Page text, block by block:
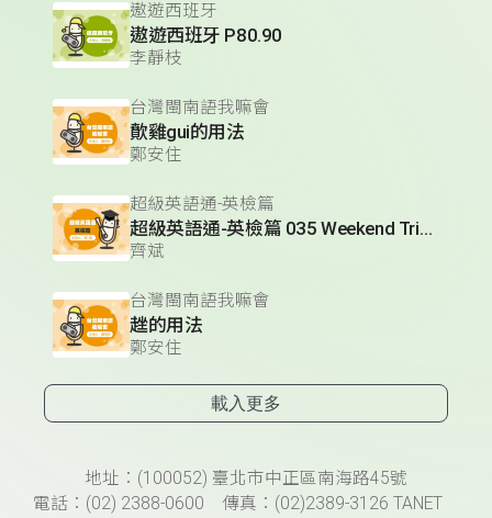
遨遊西班牙
遨遊西班牙 P80.90
李靜枝
台灣閩南語我嘛會
歕雞gui的用法
鄭安住
超級英語通-英檢篇
超級英語通-英檢篇 035 Weekend Trip- 週末旅遊
齊斌
台灣閩南語我嘛會
趖的用法
鄭安住
載入更多
頁尾資訊地址：(100052) 臺北市中正區南海路45號
電話：(02) 2388-0600 傳真：(02)2389-3126 TANET